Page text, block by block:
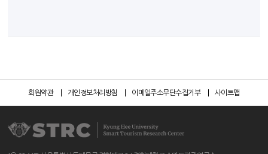
회원약관 개인정보처리방침 이메일주소무단수집거부 사이트맵